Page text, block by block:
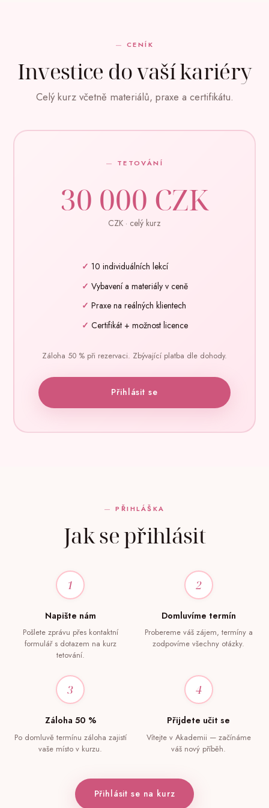
CENÍK
Investice do vaší kariéry
Celý kurz včetně materiálů, praxe a certifikátu.
TETOVÁNÍ
30 000 CZK
CZK · celý kurz
10 individuálních lekcí
Vybavení a materiály v ceně
Praxe na reálných klientech
Certifikát + možnost licence
Záloha 50 % při rezervaci. Zbývající platba dle dohody.
Přihlásit se
PŘIHLÁŠKA
Jak se přihlásit
1
Napište nám
Pošlete zprávu přes kontaktní
formulář s dotazem na kurz
tetování.
2
Domluvíme termín
Probereme váš zájem, termíny a
zodpovíme všechny otázky.
3
Záloha 50 %
Po domluvě termínu záloha zajistí
vaše místo v kurzu.
4
Přijdete učit se
Vítejte v Akademii — začínáme
váš nový příběh.
Přihlásit se na kurz